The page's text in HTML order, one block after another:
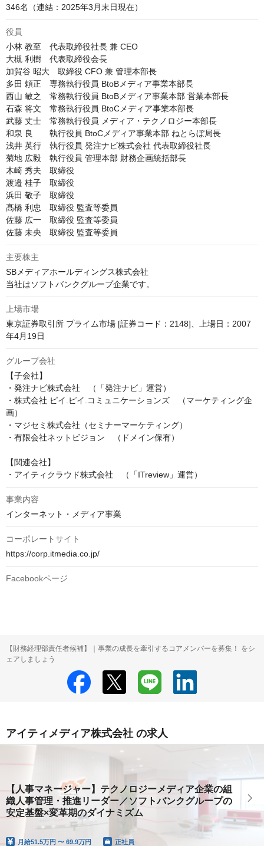
346名（連結：2025年3月末日現在）
役員
小林 教至　代表取締役社長 兼 CEO
大槻 利樹　代表取締役会長
加賀谷 昭大　取締役 CFO 兼 管理本部長
多田 頼正　専務執行役員 BtoBメディア事業本部長
西山 敏之　常務執行役員 BtoBメディア事業本部 営業本部長
石森 将文　常務執行役員 BtoCメディア事業本部長
武藤 丈士　常務執行役員 メディア・テクノロジー本部長
和泉 良　　執行役員 BtoCメディア事業本部 ねとらぼ局長
浅井 英行　執行役員 発注ナビ株式会社 代表取締役社長
菊地 広毅　執行役員 管理本部 財務企画統括部長
木崎 秀夫　取締役
渡邉 桂子　取締役
浜田 敬子　取締役
髙橋 利忠　取締役 監査等委員
佐藤 広一　取締役 監査等委員
佐藤 未央　取締役 監査等委員
主要株主
SBメディアホールディングス株式会社
当社はソフトバンクグループ企業です。
上場市場
東京証券取引所 プライム市場 [証券コード：2148]、上場日：2007
年4月19日
グループ会社
【子会社】
・発注ナビ株式会社　（「発注ナビ」運営）
・株式会社 ピイ.ピイ.コミュニケーションズ　（マーケティング企
画）
・マジセミ株式会社（セミナーマーケティング）
・有限会社ネットビジョン　（ドメイン保有）
【関連会社】
・アイティクラウド株式会社　（「ITreview」運営）
事業内容
インターネット・メディア事業
コーポレートサイト
https://corp.itmedia.co.jp/
Facebookページ
【財務経理部責任者候補】｜事業の成長を牽引するコアメンバーを募集！ をシ
ェアしましょう
アイティメディア株式会社 の求人
【人事マネージャー】テクノロジーメディア企業の組
織人事管理・推進リーダー／ソフトバンクグループの
安定基盤×変革期のダイナミズム
月給51.5万円 〜 69.9万円 正社員